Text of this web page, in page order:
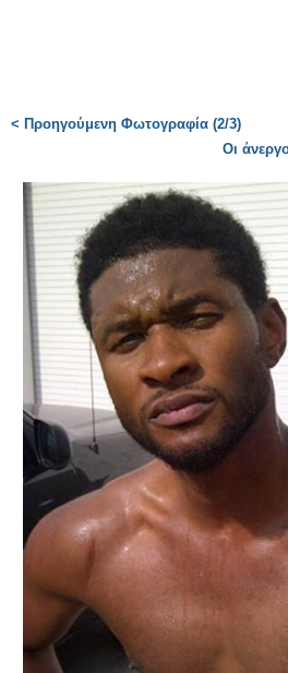
< Προηγούμενη Φωτογραφία (2/3)
Οι